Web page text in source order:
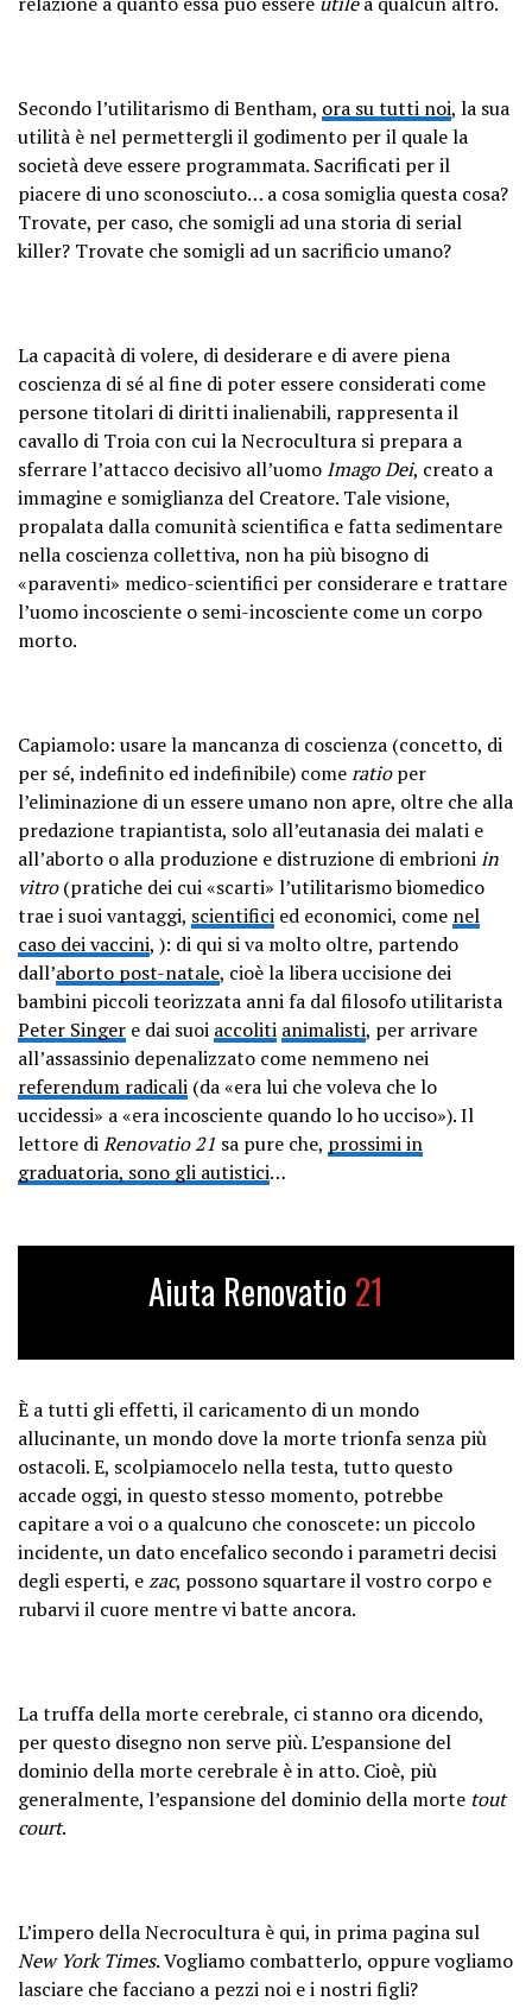
Secondo l’utilitarismo di Bentham, ora su tutti noi, la sua
utilità è nel permettergli il godimento per il quale la
società deve essere programmata. Sacrificati per il
piacere di uno sconosciuto… a cosa somiglia questa cosa?
Trovate, per caso, che somigli ad una storia di serial
killer? Trovate che somigli ad un sacrificio umano?
La capacità di volere, di desiderare e di avere piena
coscienza di sé al fine di poter essere considerati come
persone titolari di diritti inalienabili, rappresenta il
cavallo di Troia con cui la Necrocultura si prepara a
sferrare l’attacco decisivo all’uomo Imago Dei, creato a
immagine e somiglianza del Creatore. Tale visione,
propalata dalla comunità scientifica e fatta sedimentare
nella coscienza collettiva, non ha più bisogno di
«paraventi» medico-scientifici per considerare e trattare
l’uomo incosciente o semi-incosciente come un corpo
morto.
Capiamolo: usare la mancanza di coscienza (concetto, di
per sé, indefinito ed indefinibile) comeratioper
l’eliminazione di un essere umano non apre, oltre che alla
predazione trapiantista, solo all’eutanasia dei malati e
all’aborto o alla produzione e distruzione di embrioniin
vitro(pratiche dei cui «scarti» l’utilitarismo biomedico
trae i suoi vantaggi, scientifici ed economici, come nel
caso dei vaccini, ): di qui si va molto oltre, partendo
dall’aborto post-natale, cioè la libera uccisione dei
bambini piccoli teorizzata anni fa dal filosofo utilitarista
Peter Singer e dai suoi accoliti animalisti, per arrivare
all’assassinio depenalizzato come nemmeno nei
referendum radicali (da «era lui che voleva che lo
uccidessi» a «era incosciente quando lo ho ucciso»). Il
lettore diRenovatio 21 sa pure che, prossimi in
graduatoria, sono gli autistici…
Aiuta Renovatio 21
È a tutti gli effetti, il caricamento di un mondo
allucinante, un mondo dove la morte trionfa senza più
ostacoli. E, scolpiamocelo nella testa, tutto questo
accade oggi, in questo stesso momento, potrebbe
capitare a voi o a qualcuno che conoscete: un piccolo
incidente, un dato encefalico secondo i parametri decisi
degli esperti, ezac, possono squartare il vostro corpo e
rubarvi il cuore mentre vi batte ancora.
La truffa della morte cerebrale, ci stanno ora dicendo,
per questo disegno non serve più. L’espansione del
dominio della morte cerebrale è in atto. Cioè, più
generalmente, l’espansione del dominio della morte tout
court.
L’impero della Necrocultura è qui, in prima pagina sul
New York Times. Vogliamo combatterlo, oppure vogliamo
lasciare che facciano a pezzi noi e i nostri figli?